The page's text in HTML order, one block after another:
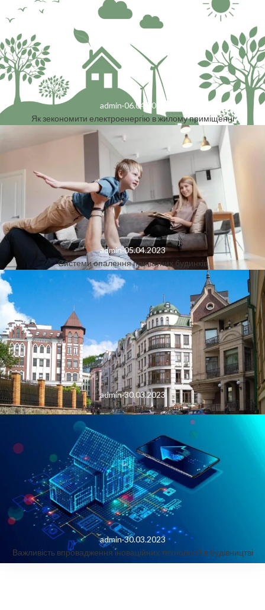
admin·06.04.2023
Як зекономити електроенергію в жилому приміщенні
admin·05.04.2023
Системи опалення приватних будинків
admin·30.03.2023
Архітектурні стилі в Україні
admin·30.03.2023
Важливість впровадження іноваційних технологій в будівництві